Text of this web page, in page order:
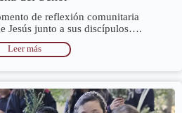
de reflexión comunitaria
Jesús junto a sus discípulos….
Leer más